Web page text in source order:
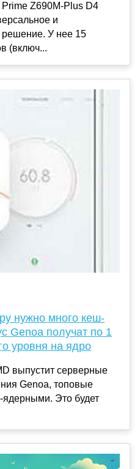
Z690M-Plus D4
и
решение. У нее 15
(включ...
нужно много кеш-
Genoa получат по 1
уровня на ядро
выпустит серверные
Genoa, топовые
ядерными. Это будет